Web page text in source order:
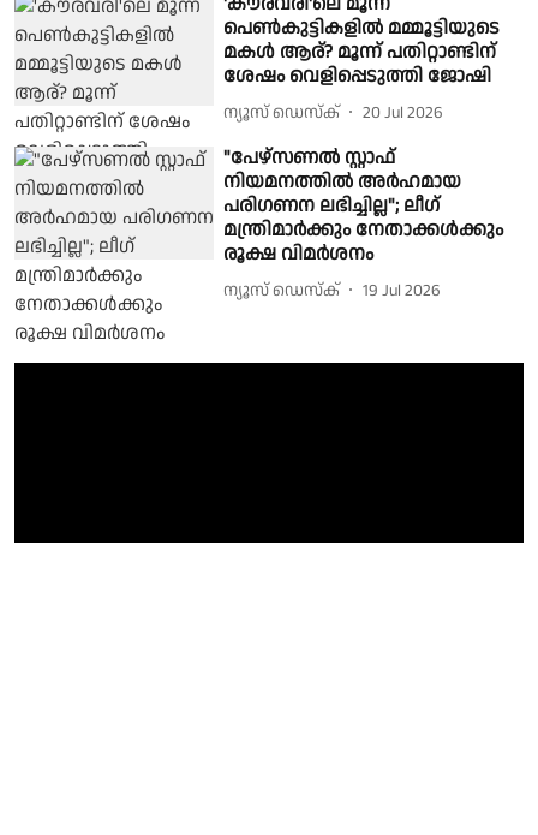
പെൺകുട്ടികളിൽ മമ്മൂട്ടിയുടെ
മകൾ ആര്? മൂന്ന് പതിറ്റാണ്ടിന്
ശേഷം വെളിപ്പെടുത്തി ജോഷി
ന്യൂസ് ഡെസ്ക് 20 Jul 2026
"പേഴ്‌സണല്‍ സ്റ്റാഫ്
നിയമനത്തില്‍ അർഹമായ
പരിഗണന ലഭിച്ചില്ല"; ലീഗ്
മന്ത്രിമാര്‍ക്കും നേതാക്കള്‍ക്കും
രൂക്ഷ വിമര്‍ശനം
ന്യൂസ് ഡെസ്ക് 19 Jul 2026